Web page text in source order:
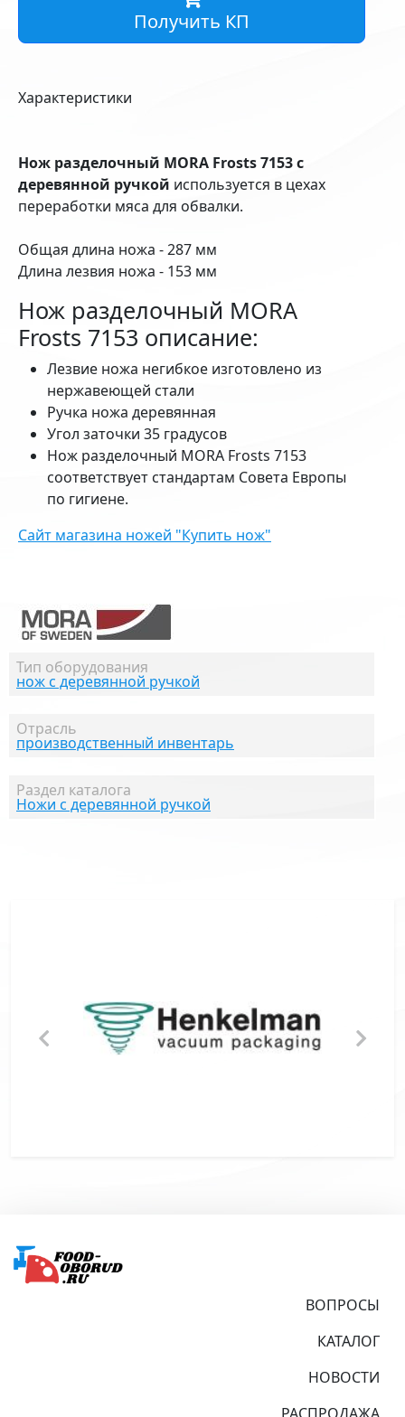
Тип оборудования
нож с деревянной ручкой
Отрасль
производственный инвентарь
Раздел каталога
Ножи с деревянной ручкой
Получить КП
Характеристики
Нож разделочный MORA Frosts 7153 с
деревянной ручкой используется в цехах
переработки мяса для обвалки.
Общая длина ножа - 287 мм
Длина лезвия ножа - 153 мм
Нож разделочный MORA
Frosts 7153 описание:
Лезвие ножа негибкое изготовлено из
нержавеющей стали
Ручка ножа деревянная
Угол заточки 35 градусов
Нож разделочный MORA Frosts 7153
соответствует стандартам Совета Европы
по гигиене.
Сайт магазина ножей "Купить нож"
ВОПРОСЫ
КАТАЛОГ
НОВОСТИ